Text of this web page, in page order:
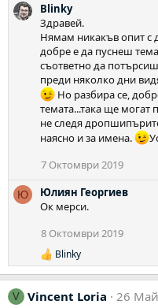
Blinky
Здравей.
Нямам никакъв опит
добре е да пуснеш
съответно да
преди няколко дни
Но разбира се,
темата...така ще могат
не следя
наясно и за имена.
7 Октомври 2019
Ю
Юлиян Георгиев
Ок мерси.
8 Октомври 2019
Р
е
а
к
Blinky
V Vincent Loria
26